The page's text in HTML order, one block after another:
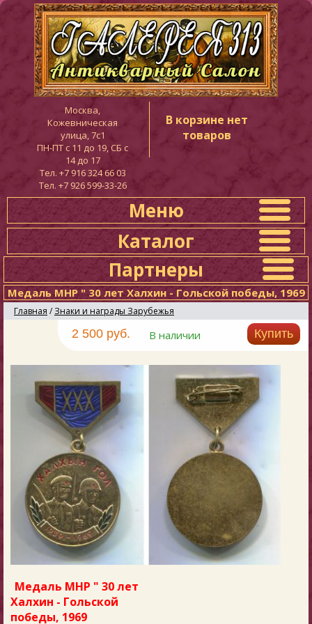
Москва,
Кожевническая
улица, 7с1
ПН-ПТ c 11 до 19, СБ с
14 до 17
Тел. +7 916 324 66 03
Тел. +7 926 599-33-26
В корзине нет
товаров
Меню
Каталог
Партнеры
Медаль МНР " 30 лет Халхин - Гольской победы, 1969
Главная / Знаки и награды Зарубежья
2 500 руб. В наличии Купить
Медаль МНР " 30 лет
Халхин - Гольской
победы, 1969